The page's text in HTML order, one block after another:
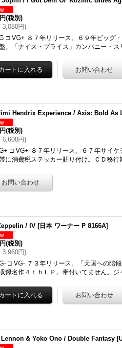
(税別)
3,080円)
□ VG+ ８７年リリース。６９年ビッグ
。「ナイス・プライス」カンパニー・ス
Hendrix Experience / Axis: Bold As
(税別)
6,600円)
□ VG+ ８７年リリース。６７年サイ
に消費税ステッカー貼り付け。ＣＤ移行
/ IV [日本 ワーナー P 8166A]
(税別)
3,960円)
□ VG- ７３年リリース。「天国への階
録名作４ｔｈＬＰ。帯付いてません。ジ
& Yoko Ono / Double Fantasy [